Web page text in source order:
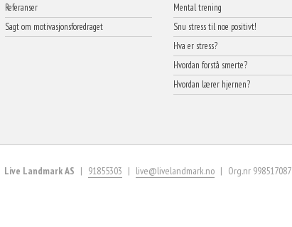
Referanser
Sagt om motivasjonsforedraget
Mental trening
Snu stress til noe positivt!
Hva er stress?
Hvordan forstå smerte?
Hvordan lærer hjernen?
Live Landmark AS 91855303 live@livelandmark.no Org.nr 998517087